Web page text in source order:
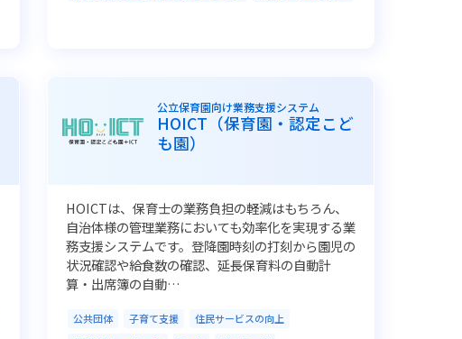
公立保育園向け業務支援システム
HOICT（保育園・認定こど
も園）
HOICTは、保育士の業務負担の軽減はもちろん、
自治体様の管理業務においても効率化を実現する業
務支援システムです。登降園時刻の打刻から園児の
状況確認や給食数の確認、延長保育料の自動計
算・出席簿の自動…
公共団体 子育て支援
住民サービスの向上